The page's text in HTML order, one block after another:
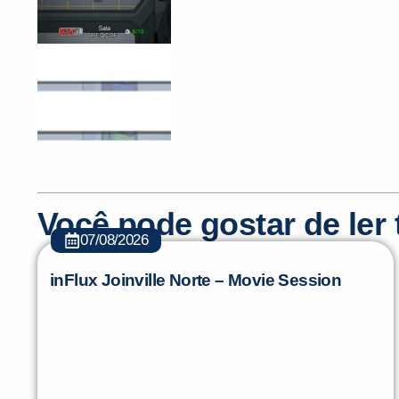
Você pode gostar de ler
07/08/2026
inFlux Joinville Norte – Movie Session